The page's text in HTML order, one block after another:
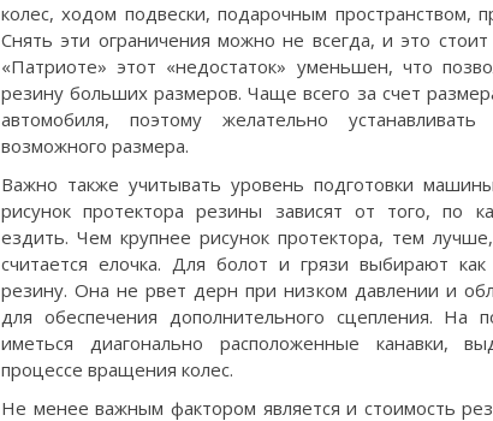
колес, ходом подвески, подарочным пространством,
Снять эти ограничения можно не всегда, и это
«Патриоте» этот «недостаток» уменьшен, что
резину больших размеров. Чаще всего за счет
автомобиля, поэтому желательно
возможного размера.
Важно также учитывать уровень подготовки
рисунок протектора резины зависят от того, по
ездить. Чем крупнее рисунок протектора, тем
считается елочка. Для болот и грязи выбирают
резину. Она не рвет дерн при низком давлении и
для обеспечения дополнительного сцепления. На
иметься диагонально расположенные канавки,
процессе вращения колес.
Не менее важным фактором является и стоимость